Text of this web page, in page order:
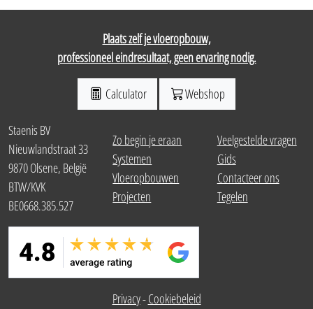
Plaats zelf je vloeropbouw,
professioneel eindresultaat, geen ervaring nodig.
Calculator Webshop
Staenis BV
Nieuwlandstraat 33
9870 Olsene, België
BTW/KVK
BE0668.385.527
Zo begin je eraan
Systemen
Vloeropbouwen
Projecten
Veelgestelde vragen
Gids
Contacteer ons
Tegelen
Privacy-Cookiebeleid